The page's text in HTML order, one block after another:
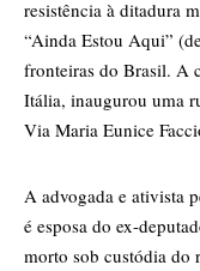
resistência à ditadura
“Ainda Estou Aqui”
fronteiras do Brasil. A
Itália, inaugurou uma
Via Maria Eunice
A advogada e ativista
é esposa do ex-
morto sob custódia do